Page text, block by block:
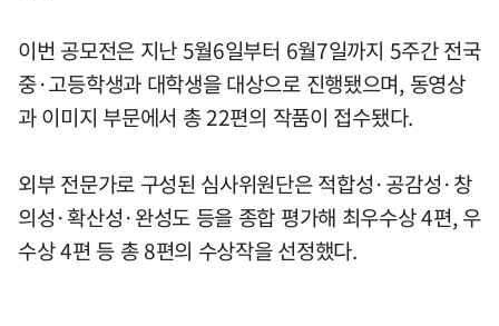
이번 공모전은 지난 5월6일부터 6월7일까지 5주간 전국
중·고등학생과 대학생을 대상으로 진행됐으며, 동영상
과 이미지 부문에서 총 22편의 작품이 접수됐다.
외부 전문가로 구성된 심사위원단은 적합성·공감성·창
의성·확산성·완성도 등을 종합 평가해 최우수상 4편, 우
수상 4편 등 총 8편의 수상작을 선정했다.